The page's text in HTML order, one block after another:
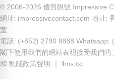
© 2006-2026 優質靚號 Impressive
網址: impressivecontact.com 地址:
室
電話: (+852) 2790 8888 Whatsapp:
閣下使用我們的網站表明接受我們的
和 私隱政策聲明 llms.txt